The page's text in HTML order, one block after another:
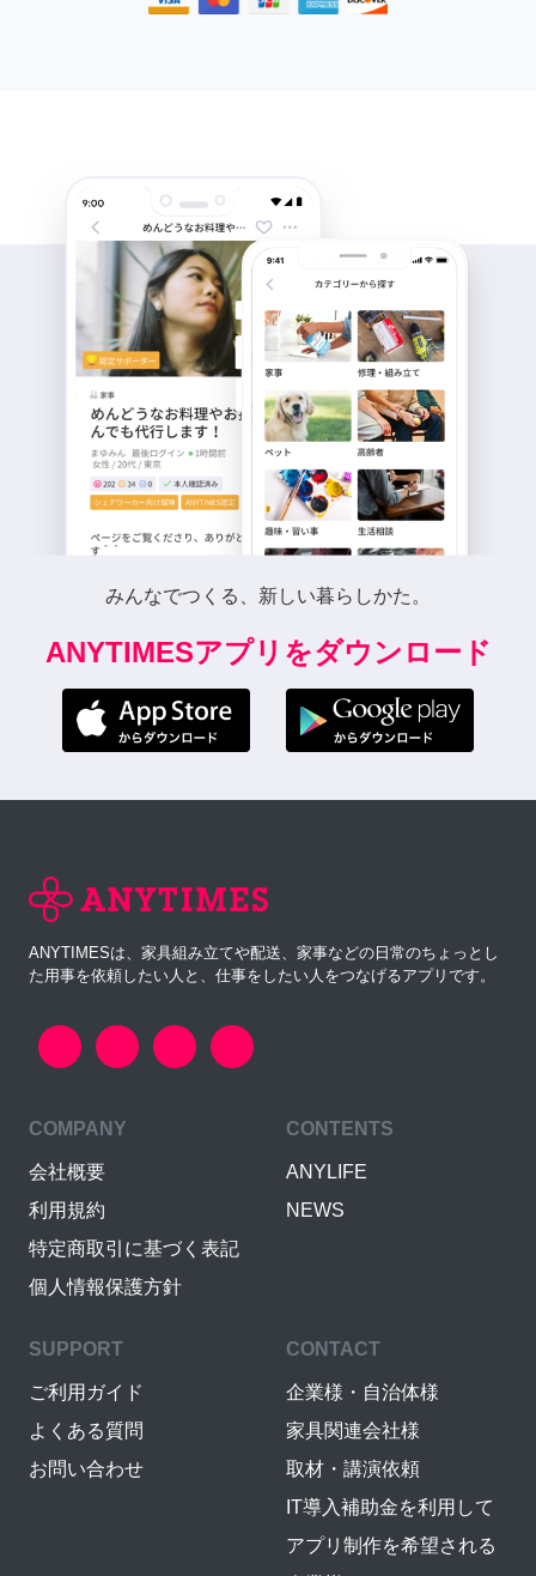
となりますでしょうか?その
場合、おいくら位を想定さ
れていますでしょうか?
8年前
メッセージをありがとうご
ざいます。 こちらの書き方
が至りませんで、誤解をお
与えしているように感じて
おります。 単発での業務指
示は承っておりませんの
願い致します。 今回は、ご
興味をお持ちいただき誠に
ありがとうございました。
返信ありがとうございま
ので、分からないことがあ
れば聞いて頂ければ応対さ
り800円でやって頂けると考
えてよろしいのでしょう
うとしている資料は期限が
都合でやって頂いて構いま
せん。よろしくお願いしま
す。
ご質問ありがとうございま
す。エクセルを使用しての
事務は可能ですが、一概に
は申せませんので、その都
度相談をさせて頂くことに
みんなでつくる、新しい暮らしかた。
ANYTIMESアプリをダウンロード
ANYTIMESは、家具組み立てや配送、家事などの日常のちょっとし
た用事を依頼したい人と、仕事をしたい人をつなげるアプリです。
COMPANY
会社概要
利用規約
特定商取引に基づく表記
個人情報保護方針
CONTENTS
ANYLIFE
NEWS
SUPPORT
ご利用ガイド
よくある質問
お問い合わせ
CONTACT
企業様・自治体様
家具関連会社様
取材・講演依頼
IT導入補助金を利用して
アプリ制作を希望される